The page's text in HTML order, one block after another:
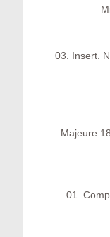
03. Insert.
Majeure
01.